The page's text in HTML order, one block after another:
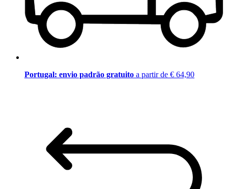
Portugal: envio padrão gratuito a partir de € 64,90